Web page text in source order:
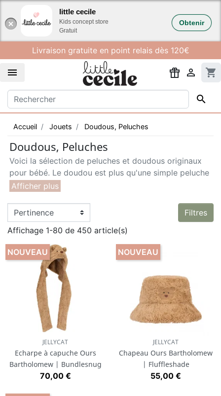
little cecile
Kids concept store
Gratuit
Obtenir
Livraison gratuite en point relais dès 120€
  shopping_cart

Accueil Jouets Doudous, Peluches
Doudous, Peluches
Voici la sélection de peluches et doudous originaux
pour bébé. Le doudou est plus qu'une simple peluche
: c'est l'élément qui rassurera bébé par son contact et
matériaux sains et robustes. Douces et mignonnes et
d’une qualité irréprochable, les peluches et doudous
animauxJellycatouLiewoodsont des références.
Elles proposent des doudous généralement mixtes,
qui conviennent aussi bien pour les filles que pour les
garçons.
Filtres
Affichage 1-80 de 450 article(s)
JELLYCAT
Echarpe à capuche Ours
Bartholomew | Bundlesnug
Prix
70,00 €
NOUVEAU
JELLYCAT
Chapeau Ours Bartholomew
| Fluffleshade
Prix
55,00 €
NOUVEAU